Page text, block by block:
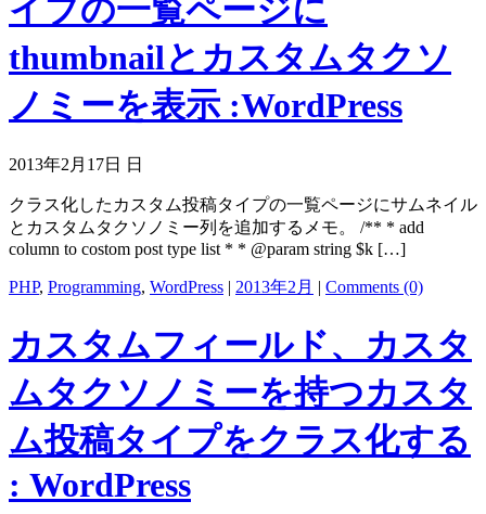
イプの一覧ページに
thumbnailとカスタムタクソ
ノミーを表示 :WordPress
2013年2月17日 日
クラス化したカスタム投稿タイプの一覧ページにサムネイル
とカスタムタクソノミー列を追加するメモ。 /** * add
column to costom post type list * * @param string $k […]
PHP, Programming, WordPress | 2013年2月 | Comments (0)
カスタムフィールド、カスタ
ムタクソノミーを持つカスタ
ム投稿タイプをクラス化する
: WordPress